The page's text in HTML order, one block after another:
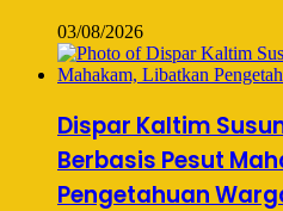
03/08/2026
Dispar Kaltim
Berbasis Pesut
Pengetahuan